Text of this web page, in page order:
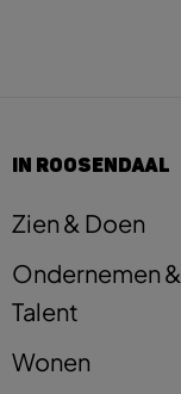
IN ROOSENDAAL
Zien & Doen
Ondernemen &
Talent
Wonen